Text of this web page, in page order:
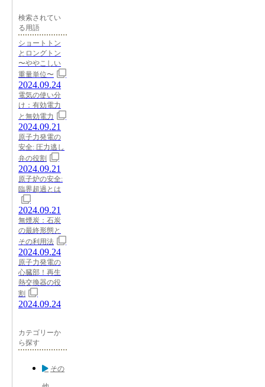
検索されてい
る用語
ショートトン
とロングトン
〜ややこしい
重量単位〜
2024.09.24
電気の使い分
け：有効電力
と無効電力
2024.09.21
原子力発電の
安全: 圧力逃し
弁の役割
2024.09.21
原子炉の安全:
臨界超過とは
2024.09.21
無煙炭：石炭
の最終形態と
その利用法
2024.09.24
原子力発電の
心臓部！再生
熱交換器の役
割
2024.09.24
カテゴリーか
ら探す
その